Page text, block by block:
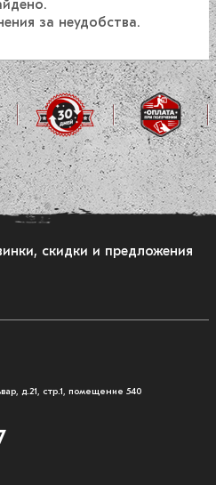
за неудобства.
скидки и предложения
д.21, стр.1, помещение 540